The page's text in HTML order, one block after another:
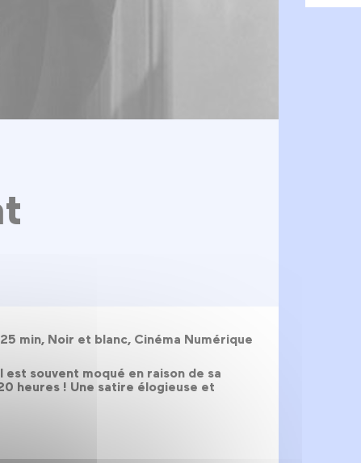
min, Noir et blanc, Cinéma Numérique
souvent moqué en raison de sa
heures ! Une satire élogieuse et